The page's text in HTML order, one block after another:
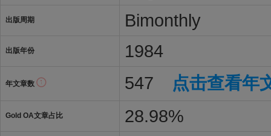
出版周期 Bimonthly
出版年份 1984
年文章数 547 点击查看年
Gold OA文章占比 28.98%